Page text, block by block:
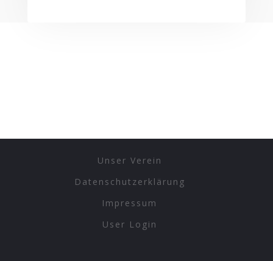
Unser Verein
Datenschutzerklärung
Impressum
User Login